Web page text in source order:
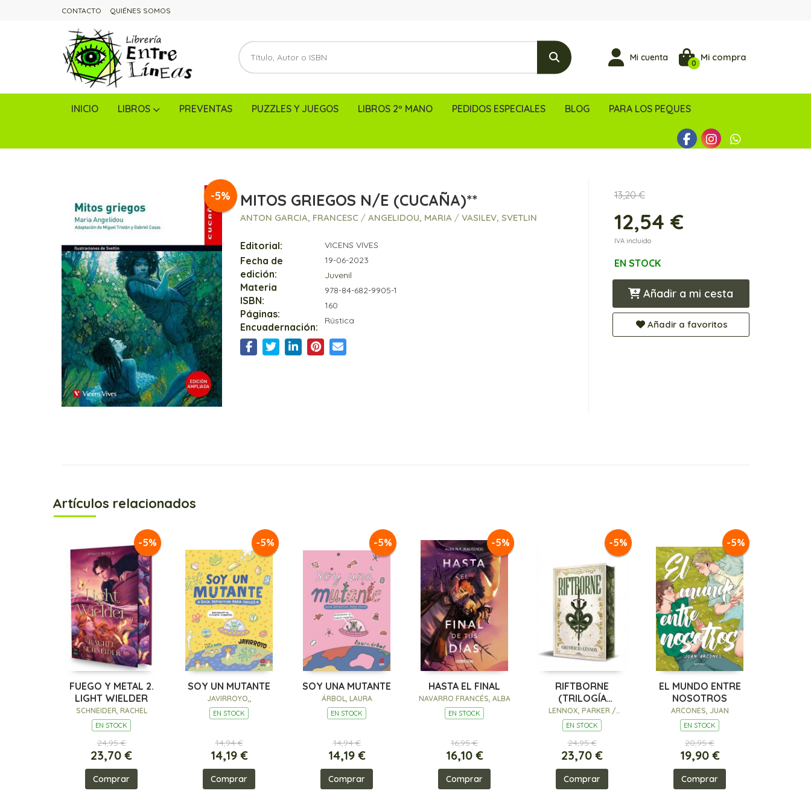
CONTACTO QUIÉNES SOMOS
Mi cuenta Mi compra
0
INICIO LIBROS PREVENTAS PUZZLES Y JUEGOS LIBROS 2º MANO PEDIDOS ESPECIALES BLOG PARA LOS PEQUES
-5% MITOS GRIEGOS N/E (CUCAÑA)**
ANTON GARCIA, FRANCESC /ANGELIDOU, MARIA /VASILEV, SVETLIN
Editorial: VICENS VIVES
Fecha de
edición:
19-06-2023
Materia
Juvenil
ISBN:
978-84-682-9905-1
Páginas:
160
Encuadernación:
Rústica
13,20 €
12,54 €
IVA incluido
EN STOCK
Añadir a mi cesta
Añadir a favoritos
Artículos relacionados
-5%
FUEGO Y METAL 2.
LIGHT WIELDER
SCHNEIDER, RACHEL
EN STOCK
24,95 €
23,70 €
Comprar
-5%
SOY UN MUTANTE
JAVIRROYO,,
EN STOCK
14,94 €
14,19 €
Comprar
-5%
SOY UNA MUTANTE
ÁRBOL, LAURA
EN STOCK
14,94 €
14,19 €
Comprar
-5%
HASTA EL FINAL
NAVARRO FRANCÉS, ALBA
EN STOCK
16,95 €
16,10 €
Comprar
-5%
RIFTBORNE
(TRILOGÍA
ESPRITHEAN 1)
LENNOX, PARKER /
GRENWICH, BREE
EN STOCK
24,95 €
23,70 €
Comprar
-5%
EL MUNDO ENTRE
NOSOTROS
ARCONES, JUAN
EN STOCK
20,95 €
19,90 €
Comprar